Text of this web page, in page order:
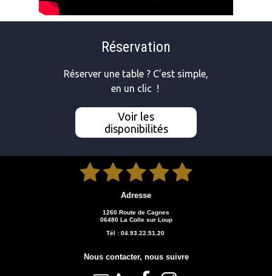
Réservation
Réserver une table ? C’est simple,
en un clic !
Voir les
disponibilités

Adresse
1260 Route de Cagnes
06480 La Colle sur Loup
Tél : 04.93.22.51.20
Nous contacter, nous suivre